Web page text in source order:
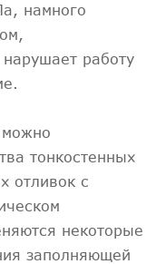
намного
работу
можно
тонкостенных
отливок с
некоторые
заполняющей